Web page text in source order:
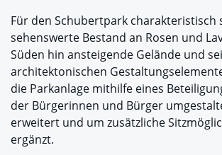
Für den Schubertpark charakteristisch
sehenswerte Bestand an Rosen und
Süden hin ansteigende Gelände und
architektonischen
die Parkanlage mithilfe eines
der Bürgerinnen und Bürger
erweitert und um zusätzliche
ergänzt.